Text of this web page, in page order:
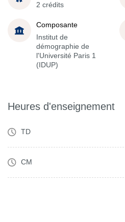
2 crédits
Composante
Institut de
démographie de
l'Université Paris 1
(IDUP)
Heures d'enseignement
TD
CM